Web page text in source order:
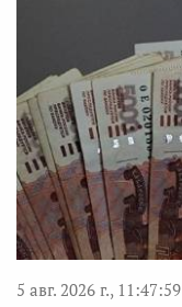
5 авг. 2026 г., 11:47:59